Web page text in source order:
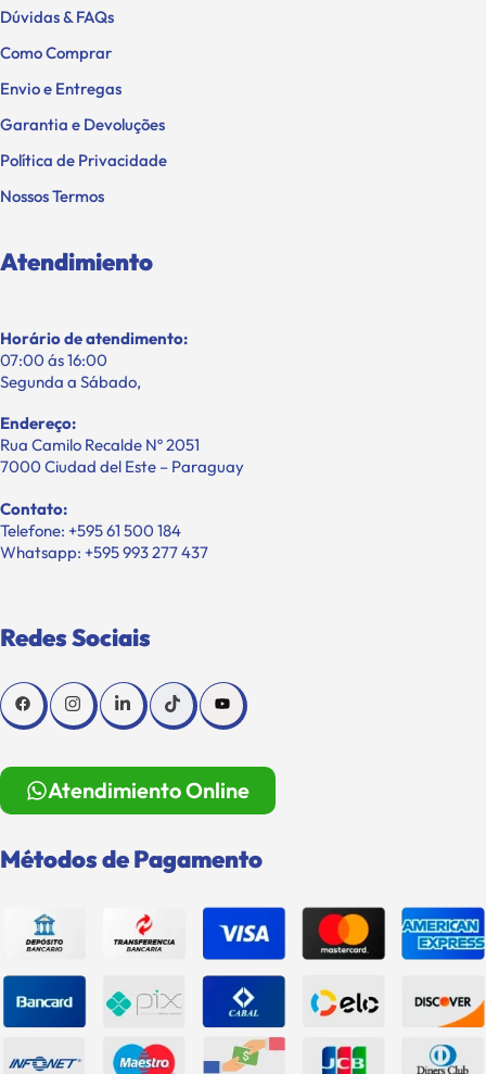
Dúvidas & FAQs
Como Comprar
Envio e Entregas
Garantia e Devoluções
Política de Privacidade
Nossos Termos
Atendimiento
Horário de atendimento:
07:00 ás 16:00
Segunda a Sábado,
Endereço:
Rua Camilo Recalde Nº 2051
7000 Ciudad del Este – Paraguay
Contato:
Telefone: +595 61 500 184
Whatsapp: +595 993 277 437
Redes Sociais
Atendimiento Online
Métodos de Pagamento